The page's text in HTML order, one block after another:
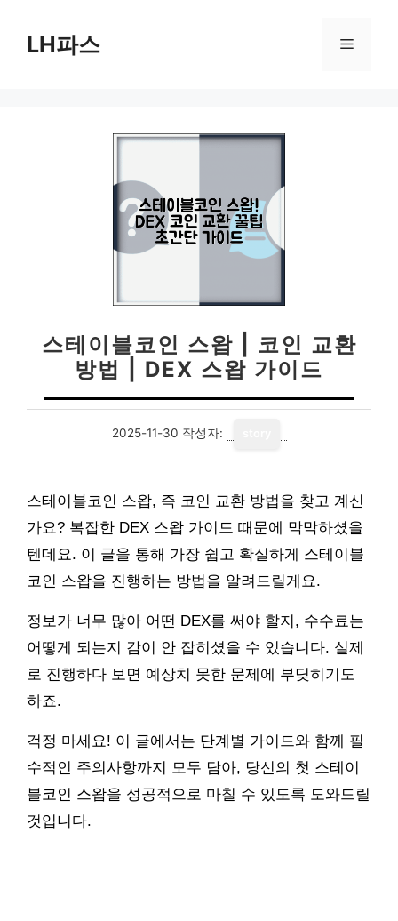
LH파스 메
스테이블코인 스왑 | 코인 교환
방법 | DEX 스왑 가이드
2025-11-30 작성자:
스테이블코인 스왑, 즉 코인 교환 방법을 찾고 계신
가요? 복잡한 DEX 스왑 가이드 때문에 막막하셨을
텐데요. 이 글을 통해 가장 쉽고 확실하게 스테이블
코인 스왑을 진행하는 방법을 알려드릴게요.
정보가 너무 많아 어떤 DEX를 써야 할지, 수수료는
어떻게 되는지 감이 안 잡히셨을 수 있습니다. 실제
로 진행하다 보면 예상치 못한 문제에 부딪히기도
하죠.
걱정 마세요! 이 글에서는 단계별 가이드와 함께 필
수적인 주의사항까지 모두 담아, 당신의 첫 스테이
블코인 스왑을 성공적으로 마칠 수 있도록 도와드릴
것입니다.